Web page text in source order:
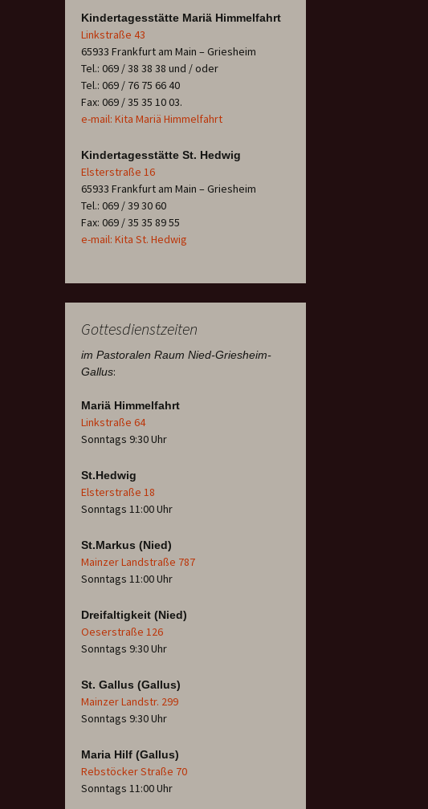
Kindertagesstätte Mariä Himmelfahrt
Linkstraße 43
65933 Frankfurt am Main – Griesheim
Tel.: 069 / 38 38 38 und / oder
Tel.: 069 / 76 75 66 40
Fax: 069 / 35 35 10 03.
e-mail: Kita Mariä Himmelfahrt
Kindertagesstätte St. Hedwig
Elsterstraße 16
65933 Frankfurt am Main – Griesheim
Tel.: 069 / 39 30 60
Fax: 069 / 35 35 89 55
e-mail: Kita St. Hedwig
Gottesdienstzeiten
im Pastoralen Raum Nied-Griesheim-
Gallus:
Mariä Himmelfahrt
Linkstraße 64
Sonntags 9:30 Uhr
St.Hedwig
Elsterstraße 18
Sonntags 11:00 Uhr
St.Markus (Nied)
Mainzer Landstraße 787
Sonntags 11:00 Uhr
Dreifaltigkeit (Nied)
Oeserstraße 126
Sonntags 9:30 Uhr
St. Gallus (Gallus)
Mainzer Landstr. 299
Sonntags 9:30 Uhr
Maria Hilf (Gallus)
Rebstöcker Straße 70
Sonntags 11:00 Uhr